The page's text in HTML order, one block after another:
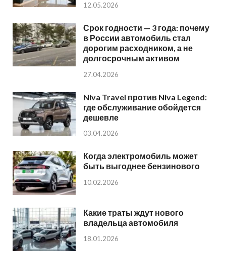
12.05.2026
Срок годности — 3 года: почему
в России автомобиль стал
дорогим расходником, а не
долгосрочным активом
27.04.2026
Niva Travel против Niva Legend:
где обслуживание обойдется
дешевле
03.04.2026
Когда электромобиль может
быть выгоднее бензинового
10.02.2026
Какие траты ждут нового
владельца автомобиля
18.01.2026